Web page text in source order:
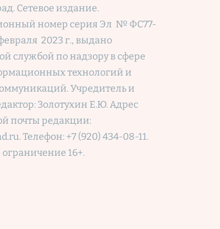
Сетевое издание.
номер серия Эл № ФС77-
2023 г., выдано
службой по надзору в сфере
технологий и
Учредитель и
Золотухин Е.Ю. Адрес
почты редакции:
Телефон: +7 (920) 434-08-11.
ограничение 16+.